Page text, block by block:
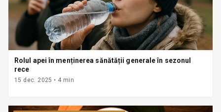
Rolul apei în menținerea sănătății generale în sezonul
rece
15 dec. 2025 • 4 min